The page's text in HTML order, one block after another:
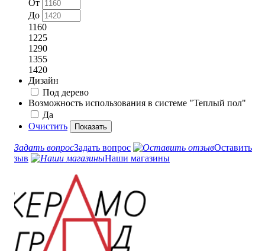
От
До
1160
1225
1290
1355
1420
Дизайн
Под дерево
Возможность использования в системе "Теплый пол"
Да
Очистить
Задать вопрос
Оставить
отзыв
Наши магазины